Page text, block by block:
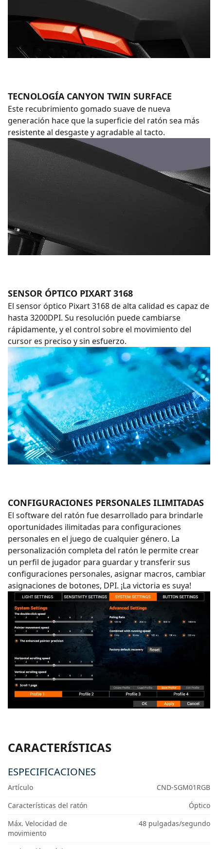
TECNOLOGÍA CANYON TWIN SURFACE
Este recubrimiento gomado suave de nueva
generación hace que la superficie del ratón sea más
resistente al desgaste y agradable al tacto.
SENSOR ÓPTICO PIXART 3168
El sensor óptico Pixart 3168 de alta calidad es capaz de
hasta 3200DPI. Su resolución puede cambiarse
rápidamente, y el control sobre el movimiento del
cursor es preciso y sin esfuerzo.
CONFIGURACIONES PERSONALES ILIMITADAS
El software del ratón fue desarrollado para brindarle
oportunidades ilimitadas para configuraciones
personales en el juego de cualquier género. La
personalización completa del ratón le permite crear
un perfil de jugador para guardar y transferir sus
configuraciones personales, asignar macros, cambiar
asignaciones de botones, DPI. ¡La victoria es suya!
CARACTERÍSTICAS
ESPECIFICACIONES
Artículo
CND-SGM01RGB
Características del ratón
Óptico
Máx. Velocidad de
movimiento
48 pulgadas/segundo